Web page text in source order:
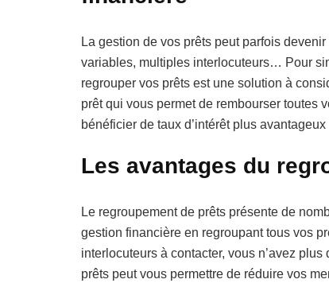
La gestion de vos prêts peut parfois
variables, multiples interlocuteurs… Pour
regrouper vos prêts est une solution à
prêt qui vous permet de rembourser toutes
bénéficier de taux d’intérêt plus
Les avantages du
Le regroupement de prêts présente de
gestion financière en regroupant tous vos
interlocuteurs à contacter, vous n’avez
prêts peut vous permettre de réduire vos